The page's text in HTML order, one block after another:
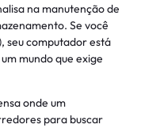
na manutenção de
Se você
seu computador está
mundo que exige
onde um
para buscar